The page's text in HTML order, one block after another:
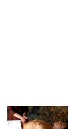
500x500